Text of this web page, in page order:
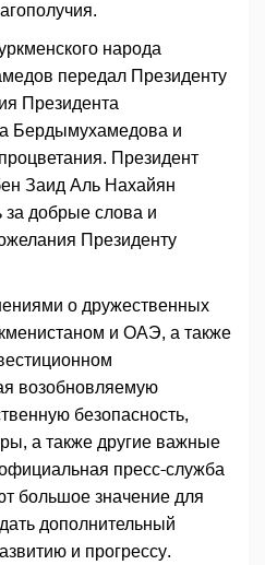
народа
передал Президенту
Президента
Бердымухамедова и
Президент
Заид Аль Нахайян
за добрые слова и
Президенту
о дружественных
и ОАЭ, а также
возобновляемую
безопасность,
а также другие важные
пресс-служба
большое значение для
дополнительный
и прогрессу.